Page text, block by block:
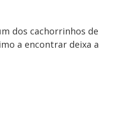
dos cachorrinhos de
a encontrar deixa a